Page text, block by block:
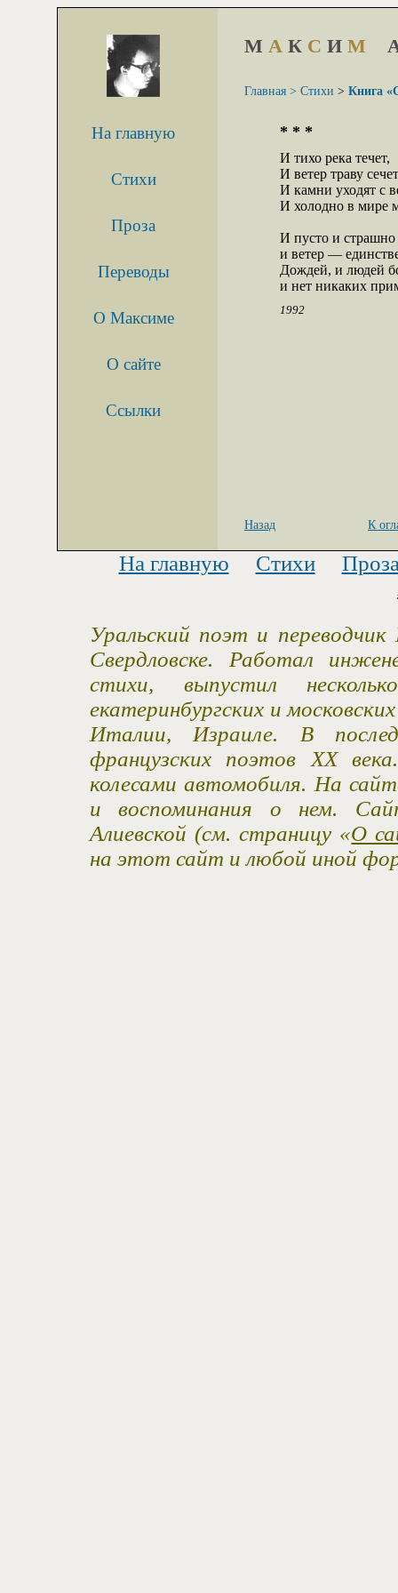
На главную
Стихи
Проза
Переводы
О Максиме
О сайте
Ссылки
М А К С И М
Главная > Стихи > Книга
* * *
И тихо река течет,
И ветер траву
И камни уходят с
И холодно в мире
И пусто и страшно
и ветер —
Дождей, и людей
и нет никаких
1992
Назад К
На главную Стихи
Уральский поэт и
Свердловске. Работал
стихи, выпустил
екатеринбургских и
Италии, Израиле. В
французских поэтов XX
колесами автомобиля. На
и воспоминания о нем.
Алиевской (см. страницу «О
на этот сайт и любой иной